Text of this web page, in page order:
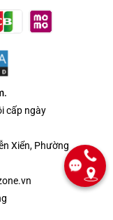
cấp ngày
Xiển, Phường